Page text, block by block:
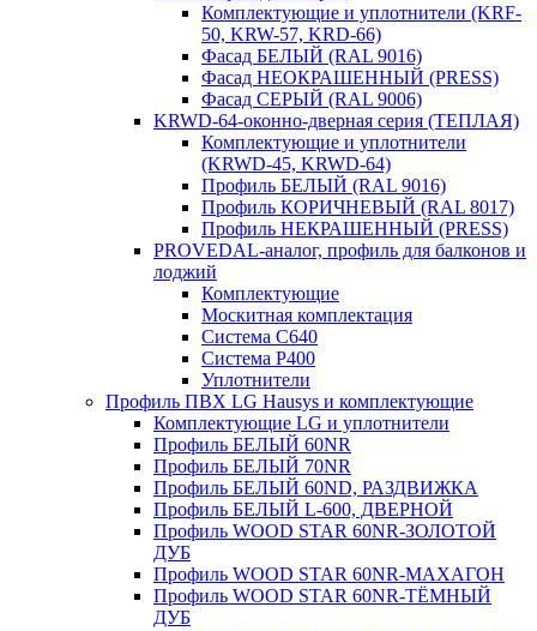
Комплектующие и уплотнители (KRF-
50, KRW-57, KRD-66)
Фасад БЕЛЫЙ (RAL 9016)
Фасад НЕОКРАШЕННЫЙ (PRESS)
Фасад СЕРЫЙ (RAL 9006)
KRWD-64-оконно-дверная серия (ТЕПЛАЯ)
Комплектующие и уплотнители
(KRWD-45, KRWD-64)
Профиль БЕЛЫЙ (RAL 9016)
Профиль КОРИЧНЕВЫЙ (RAL 8017)
Профиль НЕКРАШЕННЫЙ (PRESS)
PROVEDAL-аналог, профиль для балконов и
лоджий
Комплектующие
Москитная комплектация
Система C640
Система P400
Уплотнители
Профиль ПВХ LG Hausys и комплектующие
Комплектующие LG и уплотнители
Профиль БЕЛЫЙ 60NR
Профиль БЕЛЫЙ 70NR
Профиль БЕЛЫЙ 60ND, РАЗДВИЖКА
Профиль БЕЛЫЙ L-600, ДВЕРНОЙ
Профиль WOOD STAR 60NR-ЗОЛОТОЙ
ДУБ
Профиль WOOD STAR 60NR-МАХАГОН
Профиль WOOD STAR 60NR-ТЁМНЫЙ
ДУБ